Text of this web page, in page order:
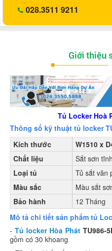
028.3511 9211
Giới thiệu
Tủ Locker Hoà
Thông số kỹ thuật tủ locker
Kích thước
W1510 x
Chất liệu
Sắt sơn
Loại tủ
Tủ sắt văn
Màu sắc
Màu sắt
Bảo hành
12 Tháng
Mô tả chi tiết sản phẩm tủ
-Tủ locker Hòa Phát TU986-
gồm có 30 khoang